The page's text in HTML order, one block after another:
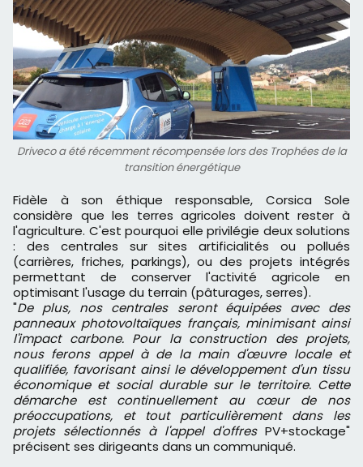
Driveco a été récemment récompensée lors des Trophées de la
transition énergétique
Fidèle à son éthique responsable, Corsica Sole
considère que les terres agricoles doivent rester à
l'agriculture. C'est pourquoi elle privilégie deux solutions
: des centrales sur sites artificialités ou pollués
(carrières, friches, parkings), ou des projets intégrés
permettant de conserver l'activité agricole en
optimisant l'usage du terrain (pâturages, serres).
"De plus, nos centrales seront équipées avec des
panneaux photovoltaïques français, minimisant ainsi
l'impact carbone. Pour la construction des projets,
nous ferons appel à de la main d'œuvre locale et
qualifiée, favorisant ainsi le développement d'un tissu
économique et social durable sur le territoire. Cette
démarche est continuellement au cœur de nos
préoccupations, et tout particulièrement dans les
projets sélectionnés à l'appel d'offresPV+stockage"
précisent ses dirigeants dans un communiqué.